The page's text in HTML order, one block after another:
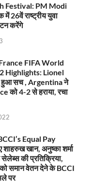
Festival: PM Modi
में 26वें राष्ट्रीय युवा
करेंगे
FIFA World
Highlights: Lionel
हुआ सच , Argentina ने
को 4-2 से हराया, रचा
Equal Pay
खान, अनुष्का शर्मा
की प्रतिक्रिया,
समान वेतन देने के BCCI
पर